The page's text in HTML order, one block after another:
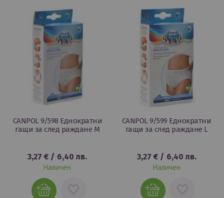
CANPOL 9/598 Еднократни
гащи за след раждане M
3,27 € / 6,40 лв.
Наличен
ДОБАВИ
CANPOL 9/599 Еднократни
гащи за след раждане L
3,27 €/ 6,40 лв.
Наличен
ДОБАВИ